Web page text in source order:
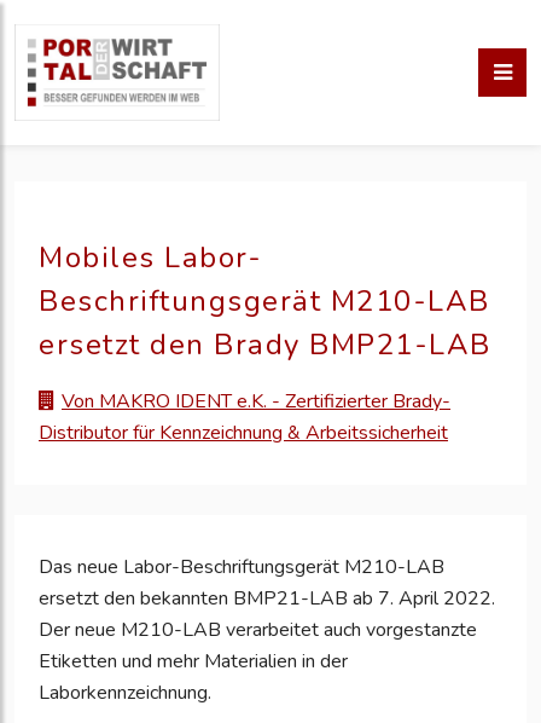
Mobiles Labor-
Beschriftungsgerät M210-LAB
ersetzt den Brady BMP21-LAB
Von MAKRO IDENT e.K. - Zertifizierter Brady-
Distributor für Kennzeichnung & Arbeitssicherheit
Das neue Labor-Beschriftungsgerät M210-LAB
ersetzt den bekannten BMP21-LAB ab 7. April 2022.
Der neue M210-LAB verarbeitet auch vorgestanzte
Etiketten und mehr Materialien in der
Laborkennzeichnung.